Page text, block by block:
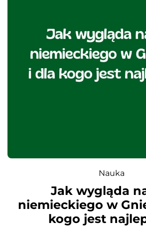
Nauka
Jak wygląda
niemieckiego w
kogo jest